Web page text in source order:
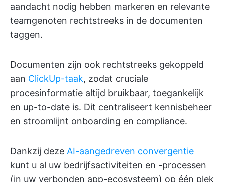
aandacht nodig hebben markeren en relevante
teamgenoten rechtstreeks in de documenten
taggen.
Documenten zijn ook rechtstreeks gekoppeld
aan ClickUp-taak, zodat cruciale
procesinformatie altijd bruikbaar, toegankelijk
en up-to-date is. Dit centraliseert kennisbeheer
en stroomlijnt onboarding en compliance.
Dankzij deze AI-aangedreven convergentie
kunt u al uw bedrijfsactiviteiten en -processen
(in uw verbonden app-ecosysteem) op één plek